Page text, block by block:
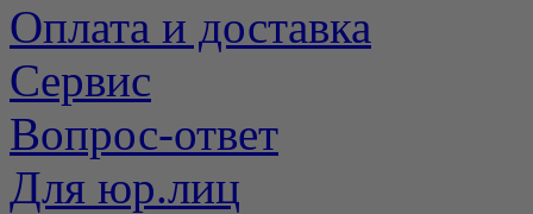
Оплата и доставка
Сервис
Вопрос-ответ
Для юр.лиц